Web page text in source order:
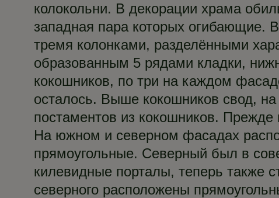
колокольни. В декорации храма
западная пара которых огибающие.
тремя колонками, разделёнными
образованным 5 рядами кладки,
кокошников, по три на каждом
осталось. Выше кокошников свод,
постаментов из кокошников. Прежде
На южном и северном фасадах
прямоугольные. Северный был в
килевидные порталы, теперь также
северного расположены